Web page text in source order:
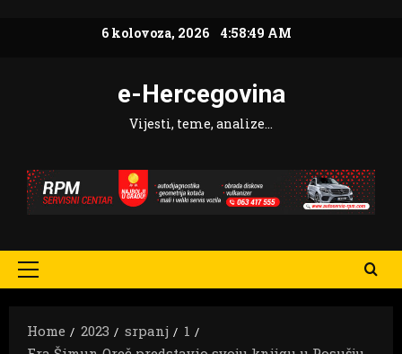
6 kolovoza, 2026 4:58:50 AM
e-Hercegovina
Vijesti, teme, analize…
Primary
Home
2023 srpanj
1